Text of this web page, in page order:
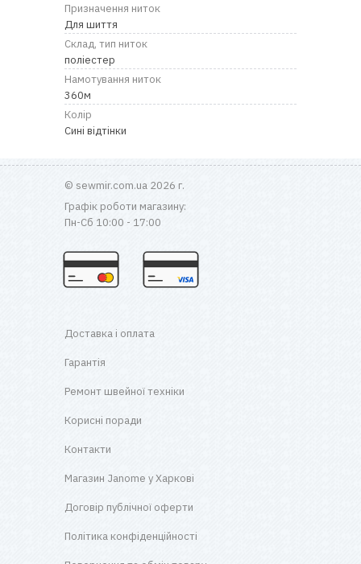
Призначення ниток
Для шиття
Склад, тип ниток
поліестер
Намотування ниток
360м
Колір
Сині відтінки
© sewmir.com.ua 2026 г.
Графік роботи магазину:
Пн-Сб 10:00 - 17:00
Доставка і оплата
Гарантія
Ремонт швейної техніки
Корисні поради
Контакти
Магазин Janome у Харкові
Договір публічної оферти
Політика конфіденційності